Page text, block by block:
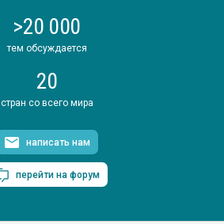
>20 000
тем обсуждается
20
стран со всего мира
написать нам
перейти на форум